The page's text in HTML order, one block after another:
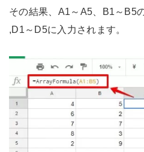
その結果、A1～A5、B1～B5
,D1～D5に入力されます。